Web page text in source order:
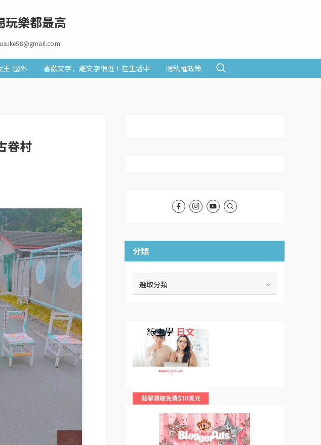
玩樂都最高
王-國外 喜歡文字，離文字很近！在生活中 隱私權政策
眷村
分類
線上學 日文